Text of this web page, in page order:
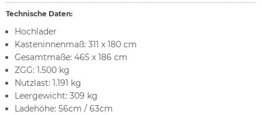
Technische Daten:
Hochlader
Kasteninnenmaß: 311 x 180 cm
Gesamtmaße: 465 x 186 cm
ZGG: 1.500 kg
Nutzlast: 1.191 kg
Leergewicht: 309 kg
Ladehöhe: 56cm / 63cm